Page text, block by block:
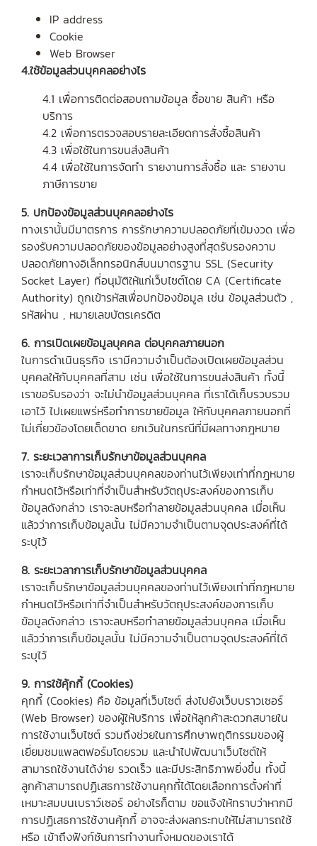
IP address
Cookie
Web Browser
4.ใช้ข้อมูลส่วนบุคคลอย่างไร
4.1 เพื่อการติดต่อสอบถามข้อมูล ซื้อขาย สินค้า หรือ
บริการ
4.2 เพื่อการตรวจสอบรายละเอียดการสั่งซื้อสินค้า
4.3 เพื่อใช้ในการขนส่งสินค้า
4.4 เพื่อใช้ในการจัดทำ รายงานการสั่งซื้อ และ รายงาน
ภาษีการขาย
5. ปกป้องข้อมูลส่วนบุคคลอย่างไร
ทางเรานั้นมีมาตรการ การรักษาความปลอดภัยที่เข้มงวด เพื่อ
รองรับความปลอดภัยของข้อมูลอย่างสูงที่สุดรับรองความ
ปลอดภัยทางอิเล็กทรอนิกส์บนมาตรฐาน SSL (Security
Socket Layer) ที่อนุมัติให้แก่เว็บไซต์โดย CA (Certificate
Authority) ถูกเข้ารหัสเพื่อปกป้องข้อมูล เช่น ข้อมูลส่วนตัว ,
รหัสผ่าน , หมายเลขบัตรเครดิต
6. การเปิดเผยข้อมูลบุคคล ต่อบุคคลภายนอก
ในการดำเนินธุรกิจ เรามีความจำเป็นต้องเปิดเผยข้อมูลส่วน
บุคคลให้กับบุคคลที่สาม เช่น เพื่อใช้ในการขนส่งสินค้า ทั้งนี้
เราขอรับรองว่า จะไม่นำข้อมูลส่วนบุคคล ที่เราได้เก็บรวบรวม
เอาไว้ ไปเผยแพร่หรือทำการขายข้อมูล ให้กับบุคคลภายนอกที่
ไม่เกี่ยวข้องโดยเด็ดขาด ยกเว้นในกรณีที่มีผลทางกฎหมาย
7. ระยะเวลาการเก็บรักษาข้อมูลส่วนบุคคล
เราจะเก็บรักษาข้อมูลส่วนบุคคลของท่านไว้เพียงเท่าที่กฎหมาย
กำหนดไว้หรือเท่าที่จำเป็นสำหรับวัตถุประสงค์ของการเก็บ
ข้อมูลดังกล่าว เราจะลบหรือทำลายข้อมูลส่วนบุคคล เมื่อเห็น
แล้วว่าการเก็บข้อมูลนั้น ไม่มีความจำเป็นตามจุดประสงค์ที่ได้
ระบุไว้
8. ระยะเวลาการเก็บรักษาข้อมูลส่วนบุคคล
เราจะเก็บรักษาข้อมูลส่วนบุคคลของท่านไว้เพียงเท่าที่กฎหมาย
กำหนดไว้หรือเท่าที่จำเป็นสำหรับวัตถุประสงค์ของการเก็บ
ข้อมูลดังกล่าว เราจะลบหรือทำลายข้อมูลส่วนบุคคล เมื่อเห็น
แล้วว่าการเก็บข้อมูลนั้น ไม่มีความจำเป็นตามจุดประสงค์ที่ได้
ระบุไว้
9. การใช้คุ้กกี้ (Cookies)
คุกกี้ (Cookies) คือ ข้อมูลที่เว็บไซต์ ส่งไปยังเว็บบราวเซอร์
(Web Browser) ของผู้ให้บริการ เพื่อให้ลูกค้าสะดวกสบายใน
การใช้งานเว็บไซต์ รวมถึงช่วยในการศึกษาพฤติกรรมของผู้
เยี่ยมชมแพลตฟอร์มโดยรวม และนำไปพัฒนาเว็บไซต์ให้
สามารถใช้งานได้ง่าย รวดเร็ว และมีประสิทธิภาพยิ่งขึ้น ทั้งนี้
ลูกค้าสามารถปฏิเสธการใช้งานคุกกี้ได้โดยเลือกการตั้งค่าที่
เหมาะสมบนเบราว์เซอร์ อย่างไรก็ตาม ขอแจ้งให้ทราบว่าหากมี
การปฏิเสธการใช้งานคุ้กกี้ อาจจะส่งผลกระทบให้ไม่สามารถใช้
หรือ เข้าถึงฟังก์ชันการทำงานทั้งหมดของเราได้